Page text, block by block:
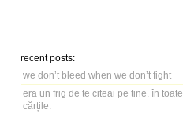
recent posts:
we don’t bleed when we don’t fight
era un frig de te citeai pe tine. în toate
cărțile.